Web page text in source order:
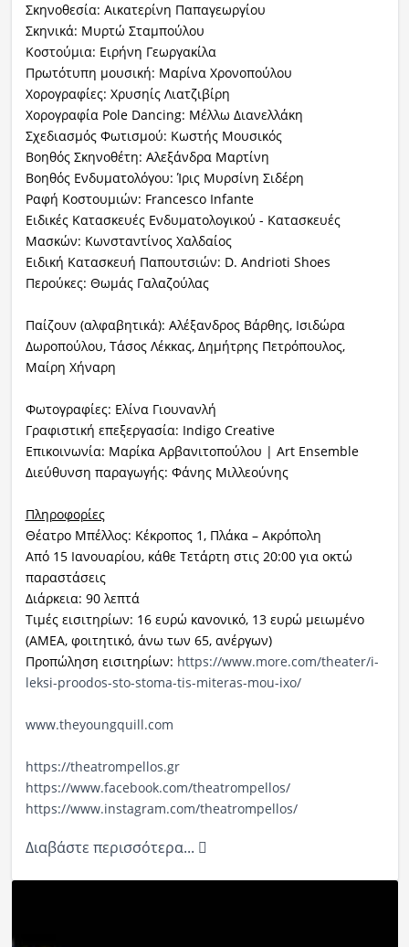
Σκηνοθεσία: Αικατερίνη Παπαγεωργίου
Σκηνικά: Μυρτώ Σταμπούλου
Κοστούμια: Ειρήνη Γεωργακίλα
Πρωτότυπη μουσική: Μαρίνα Χρονοπούλου
Χορογραφίες: Χρυσηίς Λιατζιβίρη
Χορογραφία Pole Dancing: Μέλλω Διανελλάκη
Σχεδιασμός Φωτισμού: Κωστής Μουσικός
Βοηθός Σκηνοθέτη: Αλεξάνδρα Μαρτίνη
Βοηθός Ενδυματολόγου: Ίρις Μυρσίνη Σιδέρη
Ραφή Κοστουμιών: Francesco Infante
Ειδικές Κατασκευές Ενδυματολογικού - Κατασκευές
Μασκών: Κωνσταντίνος Χαλδαίος
Ειδική Κατασκευή Παπουτσιών: D. Andrioti Shoes
Περούκες: Θωμάς Γαλαζούλας
Παίζουν (αλφαβητικά): Αλέξανδρος Βάρθης, Ισιδώρα
Δωροπούλου, Τάσος Λέκκας, Δημήτρης Πετρόπουλος,
Μαίρη Χήναρη
Φωτογραφίες: Ελίνα Γιουνανλή
Γραφιστική επεξεργασία: Indigo Creative
Επικοινωνία: Μαρίκα Αρβανιτοπούλου | Art Ensemble
Διεύθυνση παραγωγής: Φάνης Μιλλεούνης
Πληροφορίες
Θέατρο Μπέλλος: Κέκροπος 1, Πλάκα – Ακρόπολη
Από 15 Ιανουαρίου, κάθε Τετάρτη στις 20:00 για οκτώ
παραστάσεις
Διάρκεια: 90 λεπτά
Τιμές εισιτηρίων: 16 ευρώ κανονικό, 13 ευρώ μειωμένο
(ΑΜΕΑ, φοιτητικό, άνω των 65, ανέργων)
Προπώληση εισιτηρίων: https://www.more.com/theater/i-
leksi-proodos-sto-stoma-tis-miteras-mou-ixo/
www.theyoungquill.com
https://theatrompellos.gr
https://www.facebook.com/theatrompellos/
https://www.instagram.com/theatrompellos/
Διαβάστε περισσότερα...